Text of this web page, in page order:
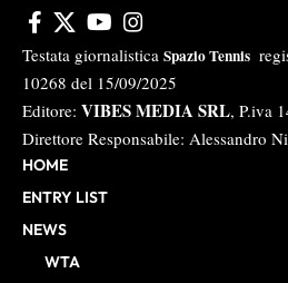
Testata giornalistica Spazio Tennis
10268 del 15/09/2025
Editore: VIBES MEDIA SRL, P.iva
Direttore Responsabile: Alessandro
HOME
ENTRY LIST
NEWS
WTA